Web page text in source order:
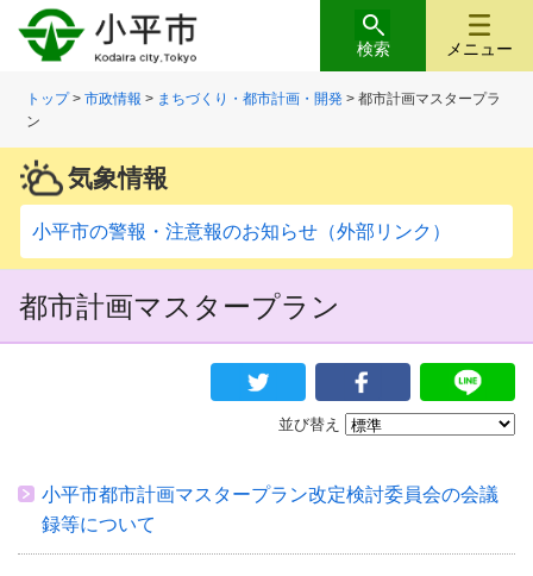
メニュー
検索
トップ>市政情報 > まちづくり・都市計画・開発 > 都市計画マスタープラ
ン
気象情報
小平市の警報・注意報のお知らせ（外部リンク）
都市計画マスタープラン
並び替え
小平市都市計画マスタープラン改定検討委員会の会議
録等について